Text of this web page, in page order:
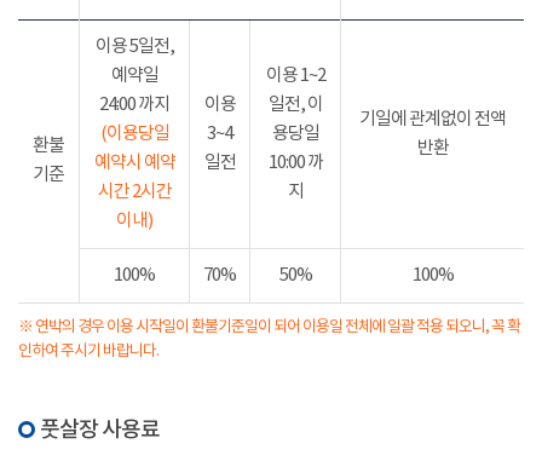
환불
기준
이용 5일전,
예약일
24:00 까지
(이용당일
예약시 예약
시간 2시간
이내)
이용
3~4
일전
이용 1~2
일전, 이
용당일
10:00 까
지
기일에 관계없이 전액
반환
100% 70% 50% 100%
※ 연박의 경우 이용 시작일이 환불기준일이 되어 이용일 전체에 일괄 적용 되오니, 꼭 확
인하여 주시기 바랍니다.
풋살장 사용료